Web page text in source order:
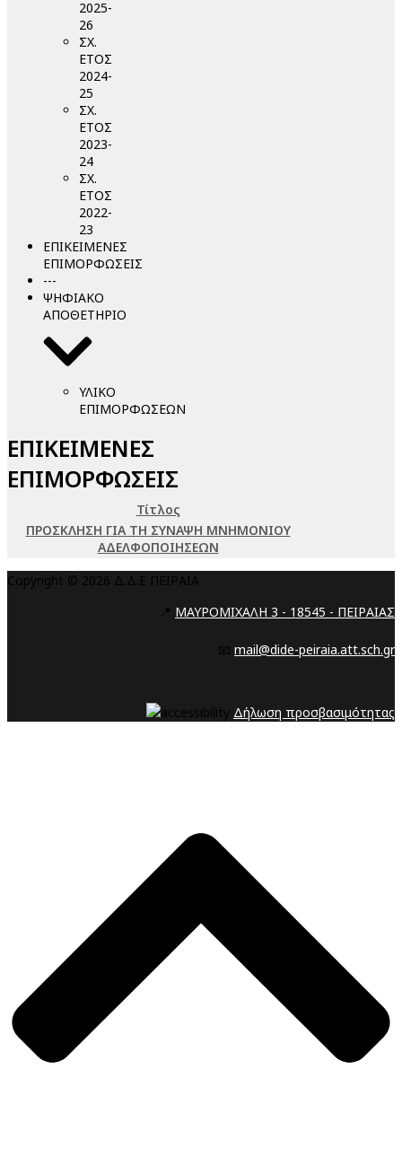
2025-
26
ΣΧ.
ΕΤΟΣ
2024-
25
ΣΧ.
ΕΤΟΣ
2023-
24
ΣΧ.
ΕΤΟΣ
2022-
23
ΕΠΙΚΕΙΜΕΝΕΣ
ΕΠΙΜΟΡΦΩΣΕΙΣ
---
ΨΗΦΙΑΚΟ
ΑΠΟΘΕΤΗΡΙΟ
ΥΛΙΚΟ
ΕΠΙΜΟΡΦΩΣΕΩΝ
ΕΠΙΚΕΙΜΕΝΕΣ
ΕΠΙΜΟΡΦΩΣΕΙΣ
Τίτλος
ΠΡΟΣΚΛΗΣΗ ΓΙΑ ΤΗ ΣΥΝΑΨΗ ΜΝΗΜΟΝΙΟΥ
ΑΔΕΛΦΟΠΟΙΗΣΕΩΝ
Copyright © 2026 Δ.Δ.Ε ΠΕΙΡΑΙΑ
📍 ΜΑΥΡΟΜΙΧΑΛΗ 3 - 18545 - ΠΕΙΡΑΙΑΣ
📧 mail@dide-peiraia.att.sch.gr
Δήλωση προσβασιμότητας